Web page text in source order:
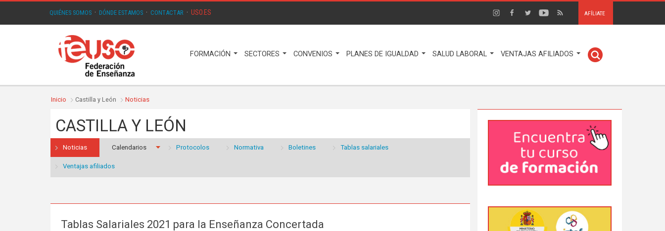
QUIÉNES SOMOS · DÓNDE ESTAMOS · CONTACTAR · USO.ES AFÍLIATE
FORMACIÓN SECTORES CONVENIOS PLANES DE IGUALDAD SALUD LABORAL VENTAJAS AFILIADOS
Inicio Castilla y León Noticias
CASTILLA Y LEÓN
Noticias Calendarios Protocolos Normativa Boletines Tablas salariales
Ventajas afiliados
Tablas Salariales 2021 para la Enseñanza Concertada